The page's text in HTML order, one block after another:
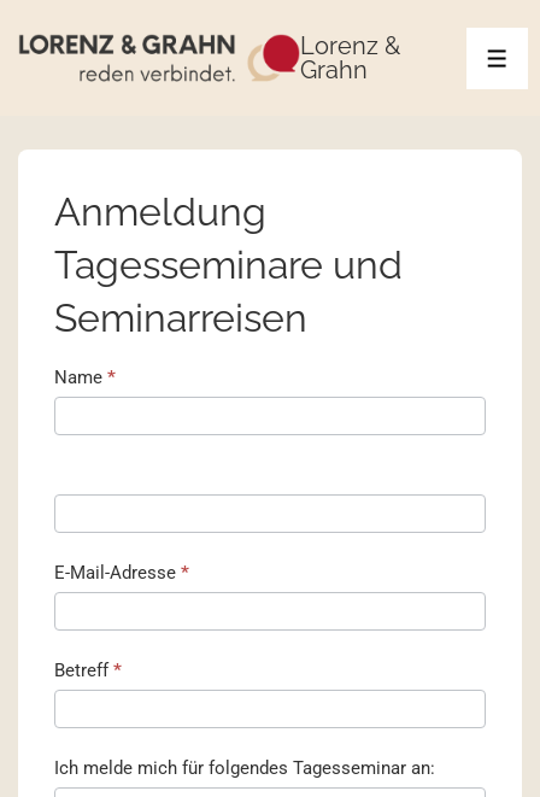
Lorenz &
Grahn
Anmeldung
Tagesseminare und
Seminarreisen
Anmeldung
Name *
E-Mail-Adresse *
Betreff*
Ich melde mich für folgendes Tagesseminar an: